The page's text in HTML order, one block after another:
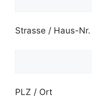
Strasse / Haus-Nr.
PLZ / Ort